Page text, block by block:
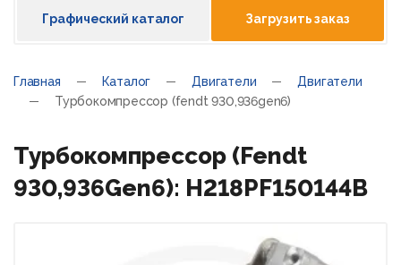
Графический каталог Загрузить заказ
Главная Каталог Двигатели
Двигатели
Турбокомпрессор (fendt 930,936gen6)
Турбокомпрессор (Fendt
930,936Gen6): H218PF150144B